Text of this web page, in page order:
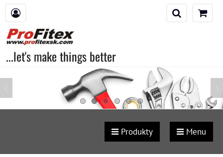
...let's make things better
Produkty Menu